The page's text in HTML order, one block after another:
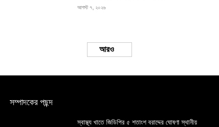
আগস্ট ৭, ২০২৬
Load more
সম্পাদকের পছন্দ
স্বাস্থ্য খাতে জিডিপির ৫ শতাংশ বরাদ্দের ঘোষণা স্থানীয়